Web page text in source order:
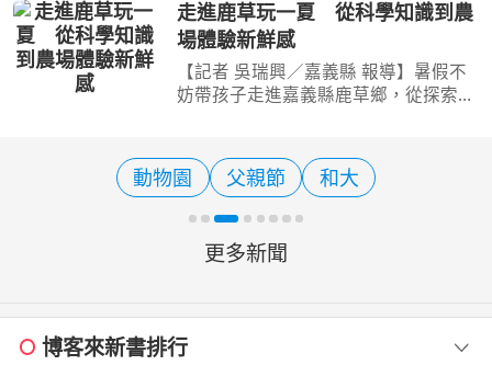
球活動的民眾，若錯過8月20日前東台
灣所舉行的台灣國際熱氣
走進鹿草玩一夏 從科學知識到農
場體驗新鮮感
【記者 吳瑞興／嘉義縣 報導】暑假不
妨帶孩子走進嘉義縣鹿草鄉，從探索二
地、欣賞蘭花之美，串聯多元的特色體
驗，為親子時光留下滿滿
動物園 父親節 和大
更多新聞
博客來新書排行